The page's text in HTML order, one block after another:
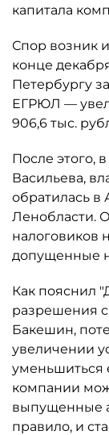
капитала
Спор возник
конце
Петербургу
ЕГРЮЛ —
906,6 тыс.
После этого,
Васильева,
обратилась в
Ленобласти.
налоговиков
допущенные
Как пояснил
разрешения
Бакешин,
увеличении
уменьшиться
компании
выпущенные
правило, и